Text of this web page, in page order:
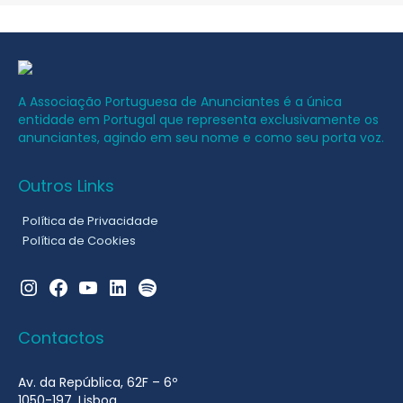
A Associação Portuguesa de Anunciantes é a única
entidade em Portugal que representa exclusivamente os
anunciantes, agindo em seu nome e como seu porta voz.
Outros Links
Política de Privacidade
Política de Cookies
Instagram
FacebookYouTubeLinkedInSpotify
Contactos
Av. da República, 62F – 6º